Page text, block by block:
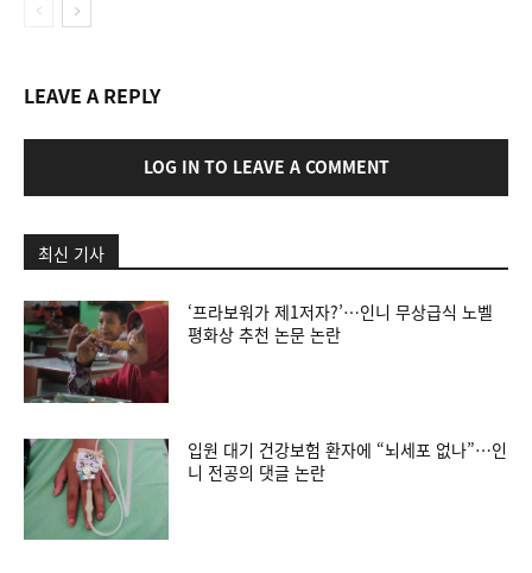
LEAVE A REPLY
LOG IN TO LEAVE A COMMENT
최신 기사
‘프라보워가 제1저자?’…인니 무상급식 노벨
평화상 추천 논문 논란
입원 대기 건강보험 환자에 “뇌세포 없나”…인
니 전공의 댓글 논란